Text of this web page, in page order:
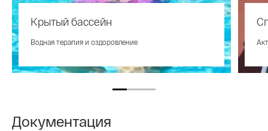
Крытый бассейн
Водная терапия и оздоровление
Документация